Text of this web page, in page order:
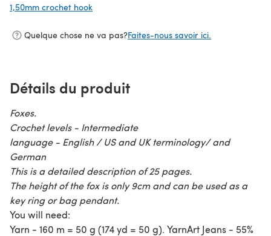
1,50mm crochet hook
Quelque chose ne va pas?Faites-nous savoir ici.
Détails du produit
Foxes.
Crochet levels - Intermediate
language - English / US and UK terminology/ and
German
This is a detailed description of 25 pages.
The height of the fox is only 9cm and can be used as a
key ring or bag pendant.
You will need:
Yarn - 160 m = 50 g (174 yd = 50 g). YarnArt Jeans - 55%